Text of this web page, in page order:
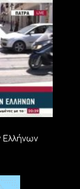
Ελλήνων